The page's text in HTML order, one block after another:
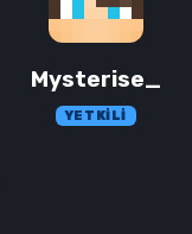
Mysterise_
YETKILI